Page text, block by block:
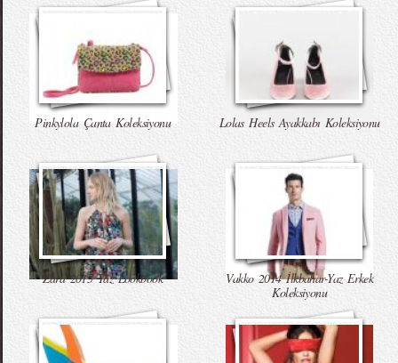
Pinkylola Çanta Koleksiyonu Lolas Heels Ayakkabı Koleksiyonu
Zara 2015 Yaz Lookbook
Vakko 2014 İlkbahar-Yaz Erkek
Koleksiyonu